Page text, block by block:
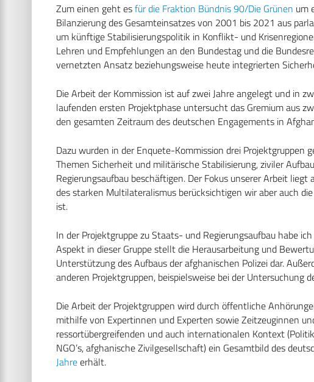
Zum einen geht esfür die Fraktion Bündnis 90/Die Grünen um
Bilanzierung des Gesamteinsatzes von 2001 bis 2021 aus
um künftige Stabilisierungspolitik in Konflikt- und
Lehren und Empfehlungen an den Bundestag und die
vernetzten Ansatz beziehungsweise heute integrierten
Die Arbeit der Kommission ist auf zwei Jahre angelegt und in
laufenden ersten Projektphase untersucht das Gremium aus
den gesamten Zeitraum des deutschen Engagements in
Dazu wurden in der Enquete-Kommission drei Projektgruppen
Themen Sicherheit und militärische Stabilisierung, ziviler
Regierungsaufbau beschäftigen. Der Fokus unserer Arbeit
des starken Multilateralismus berücksichtigen wir aber auch
ist.
In der Projektgruppe zu Staats- und Regierungsaufbau habe
Aspekt in dieser Gruppe stellt die Herausarbeitung und
Unterstützung des Aufbaus der afghanischen Polizei dar.
anderen Projektgruppen, beispielsweise bei der Untersuchung
Die Arbeit der Projektgruppen wird durch öffentliche
mithilfe von Expertinnen und Experten sowie Zeitzeuginnen
ressortübergreifenden und auch internationalen Kontext
NGO’s, afghanische Zivilgesellschaft) ein Gesamtbild des
Jahreerhält.